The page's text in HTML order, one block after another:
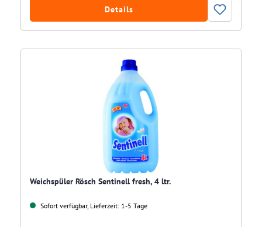
Details
Weichspüler Rösch Sentinell fresh, 4 ltr.
Sofort verfügbar, Lieferzeit: 1-5 Tage